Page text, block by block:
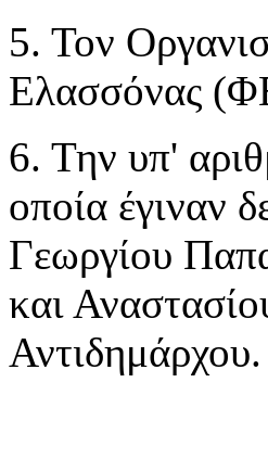
5. Τον
Ελασσόνας
6. Την υπ'
οποία έγιναν
Γεωργίου
και
Αντιδημάρχου.